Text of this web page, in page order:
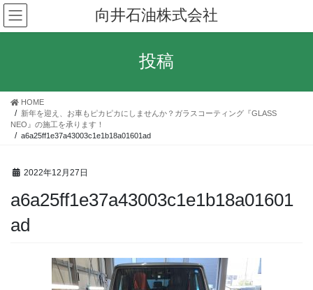
コ
ン
テ
ス
ナ
ビ
ゲ
ン
向井石油株式会社
投稿
HOME
新年を迎え、お車もピカピカにしませんか？ガラスコーティング『GLASS
NEO』の施工を承ります！
a6a25ff1e37a43003c1e1b18a01601ad
2022年12月27日
a6a25ff1e37a43003c1e1b18a01601
ad